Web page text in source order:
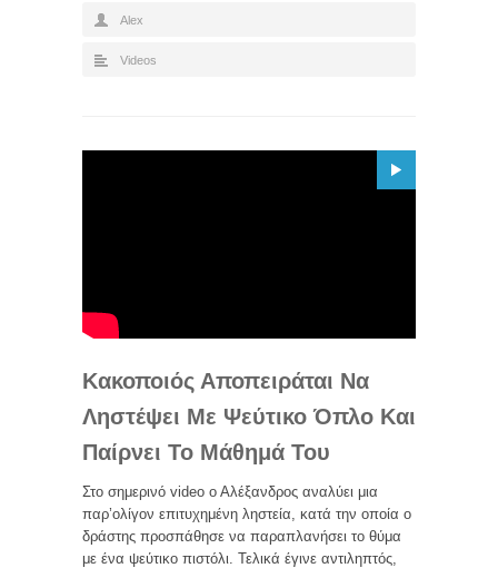
Alex
Videos
Κακοποιός Αποπειράται Να
Ληστέψει Με Ψεύτικο Όπλο Και
Παίρνει Το Μάθημά Του
Στο σημερινό video ο Αλέξανδρος αναλύει μια
παρ’ολίγον επιτυχημένη ληστεία, κατά την οποία ο
δράστης προσπάθησε να παραπλανήσει το θύμα
με ένα ψεύτικο πιστόλι. Τελικά έγινε αντιληπτός,